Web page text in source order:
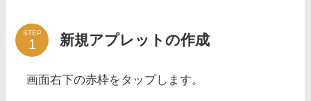
STEP 新規アプレットの作成
画面右下の赤枠をタップします。